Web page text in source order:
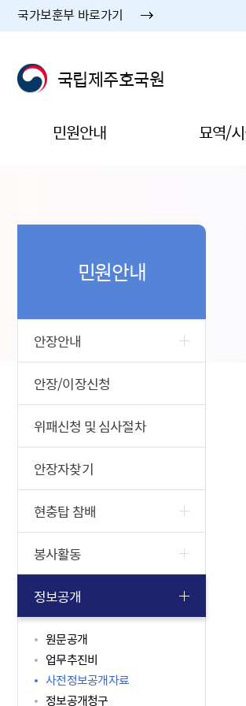
국가보훈부 바로가기
국립제주호국원
민원안내 묘역/
민원안내
안장안내
안장/이장신청
위패신청 및 심사절차
안장자찾기
현충탑 참배
봉사활동
정보공개
원문공개
업무추진비
사전정보공개자료
정보공개청구